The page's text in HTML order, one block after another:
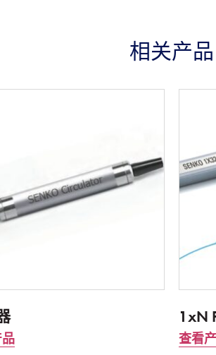
相关产品
1xN
查看